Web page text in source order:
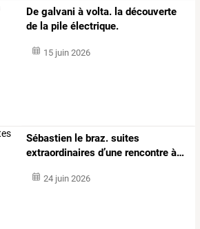
De galvani à volta. la découverte
de la pile électrique.
15 juin 2026
Sébastien le braz. suites
extraordinaires d’une rencontre à…
24 juin 2026